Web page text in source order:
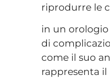
riprodurre le
in un
di
come il suo
rappresenta